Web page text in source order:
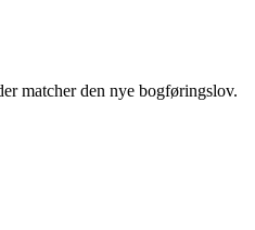
matcher den nye bogføringslov.